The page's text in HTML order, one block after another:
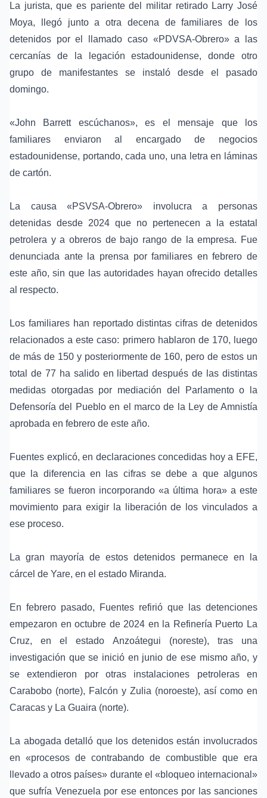
La jurista, que es pariente del militar retirado Larry José
Moya, llegó junto a otra decena de familiares de los
detenidos por el llamado caso «PDVSA-Obrero» a las
cercanías de la legación estadounidense, donde otro
grupo de manifestantes se instaló desde el pasado
domingo.
«John Barrettescúchanos», es el mensaje que los
familiares enviaron al encargado de negocios
estadounidense, portando, cada uno, una letra en láminas
de cartón.
La causa «PSVSA-Obrero» involucra a personas
detenidas desde 2024 que no pertenecen a la estatal
petrolera y a obreros de bajo rango de la empresa. Fue
denunciada ante la prensa por familiares en febrero de
este año, sin que las autoridades hayan ofrecido detalles
al respecto.
Los familiares han reportado distintas cifras de detenidos
relacionados a este caso: primero hablaron de 170, luego
de más de 150 y posteriormente de 160, pero de estos un
total de 77 ha salido en libertad después de las distintas
medidas otorgadas por mediación del Parlamento o la
Defensoría del Pueblo en el marco de la Ley de Amnistía
aprobada en febrero de este año.
Fuentes explicó, en declaraciones concedidas hoy a EFE,
que la diferencia en las cifras se debe a que algunos
familiares se fueron incorporando «a última hora» a este
movimiento para exigir la liberación de los vinculados a
ese proceso.
La gran mayoría de estos detenidos permanece en la
cárcel de Yare, en el estado Miranda.
En febrero pasado, Fuentes refirió que las detenciones
empezaron en octubre de 2024 en la Refinería Puerto La
Cruz, en el estado Anzoátegui (noreste), tras una
investigación que se inició en junio de ese mismo año, y
se extendieron por otras instalaciones petroleras en
Carabobo (norte), Falcón y Zulia (noroeste), así como en
Caracas y La Guaira (norte).
La abogada detalló que los detenidos están involucrados
en «procesos de contrabando de combustible que era
llevado a otros países» durante el «bloqueo internacional»
que sufría Venezuela por ese entonces por las sanciones